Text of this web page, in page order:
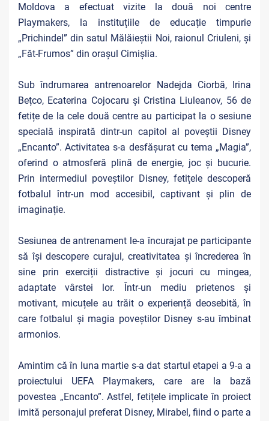
Moldova a efectuat vizite la două noi centre
Playmakers, la instituțiile de educație timpurie
„Prichindel” din satul Mălăieștii Noi, raionul Criuleni, și
„Făt-Frumos” din orașul Cimișlia.
Sub îndrumarea antrenoarelor Nadejda Ciorbă, Irina
Bețco, Ecaterina Cojocaru și Cristina Liuleanov, 56 de
fetițe de la cele două centre au participat la o sesiune
specială inspirată dintr-un capitol al poveștii Disney
„Encanto”. Activitatea s-a desfășurat cu tema „Magia”,
oferind o atmosferă plină de energie, joc și bucurie.
Prin intermediul poveștilor Disney, fetițele descoperă
fotbalul într-un mod accesibil, captivant și plin de
imaginație.
Sesiunea de antrenament le-a încurajat pe participante
să își descopere curajul, creativitatea și încrederea în
sine prin exerciții distractive și jocuri cu mingea,
adaptate vârstei lor. Într-un mediu prietenos și
motivant, micuțele au trăit o experiență deosebită, în
care fotbalul și magia poveștilor Disney s-au îmbinat
armonios.
Amintim că în luna martie s-a dat startul etapei a 9-a a
proiectului UEFA Playmakers, care are la bază
povestea „Encanto”. Astfel, fetițele implicate în proiect
imită personajul preferat Disney, Mirabel, fiind o parte a